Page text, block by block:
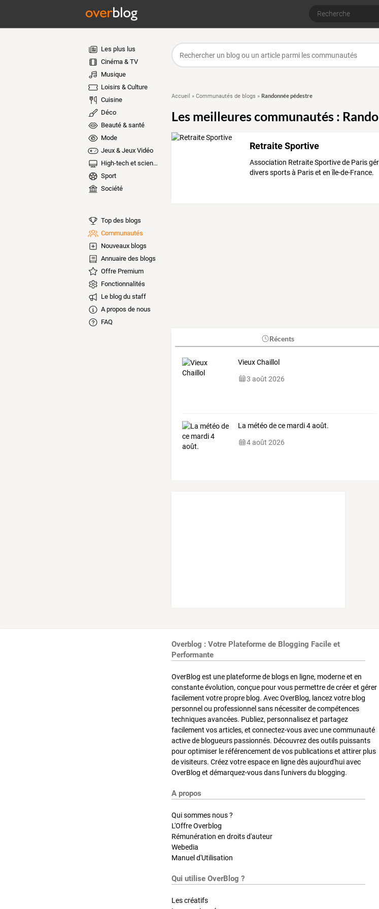
Les plus lus
Cinéma & TV
Musique
Loisirs & Culture
Cuisine
Déco
Beauté & santé
Mode
Jeux & Jeux Vidéo
High-tech et sciences
Sport
Société
Top des blogs
Communautés
Nouveaux blogs
Annuaire des blogs
Offre Premium
Fonctionnalités
Le blog du staff
A propos de nous
FAQ
Accueil » Communautés de blogs » Randonnée pédestre
Les meilleures communautés :
Retraite Sportive
Association Retraite Sportive de Paris
divers sports à Paris et en île-de-France.
Récents
Vieux Chaillol
3 août 2026
La météo de ce mardi 4 août.
4 août 2026
Overblog : Votre Plateforme de Blogging Facile et
Performante
OverBlog est une plateforme de blogs en ligne, moderne et en
constante évolution, conçue pour vous permettre de créer et gérer
facilement votre propre blog. Avec OverBlog, lancez votre blog
personnel ou professionnel sans nécessiter de compétences
techniques avancées. Publiez, personnalisez et partagez
facilement vos articles, et connectez-vous avec une communauté
active de blogueurs passionnés. Découvrez des outils puissants
pour optimiser le référencement de vos publications et attirer plus
de visiteurs. Créez votre espace en ligne dès aujourd'hui avec
OverBlog et démarquez-vous dans l'univers du blogging.
A propos
Qui sommes nous ?
L'Offre Overblog
Rémunération en droits d'auteur
Webedia
Manuel d'Utilisation
Qui utilise OverBlog ?
Les créatifs